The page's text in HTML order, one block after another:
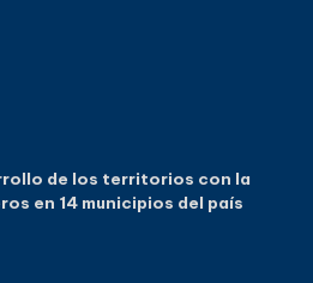
de los territorios con la
en 14 municipios del país